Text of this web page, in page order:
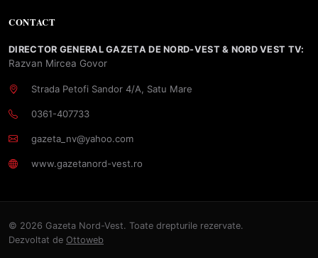
CONTACT
DIRECTOR GENERAL GAZETA DE NORD-VEST & NORD VEST TV:
Razvan Mircea Govor
Strada Petofi Sandor 4/A, Satu Mare
0361-407733
gazeta_nv@yahoo.com
www.gazetanord-vest.ro
© 2026 Gazeta Nord-Vest. Toate drepturile rezervate.
Dezvoltat de Ottoweb